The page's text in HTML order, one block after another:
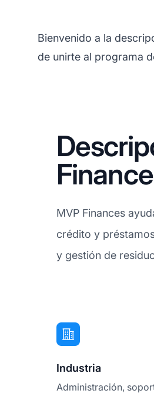
Bienvenido a la
de unirte al programa
MVP Finances
crédito y
y gestión de
Industria
Administración,